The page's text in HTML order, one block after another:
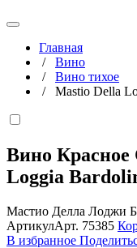
Главная
/ Вино
/ Вино тихое
/ Mastio Della
Вино Красное
Loggia
Мастио Делла Лоджи
АртикулАрт. 75385
В избранное